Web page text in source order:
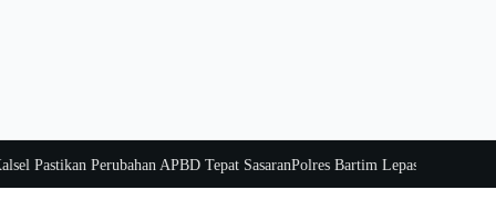
Perubahan APBD Tepat Sasaran Polres Bartim Lepas Bakti Sosial untuk